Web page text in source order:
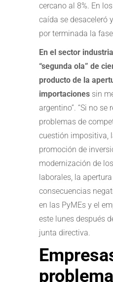
cercano al 8%. En
caída se desaceleró
por terminada la
En el sector
“segunda ola” de
producto de la
importaciones sin
argentino”. “Si no se
problemas de
cuestión impositiva,
promoción de
modernización de
laborales, la
consecuencias
en las PyMEs y el
este lunes después
junta directiva.